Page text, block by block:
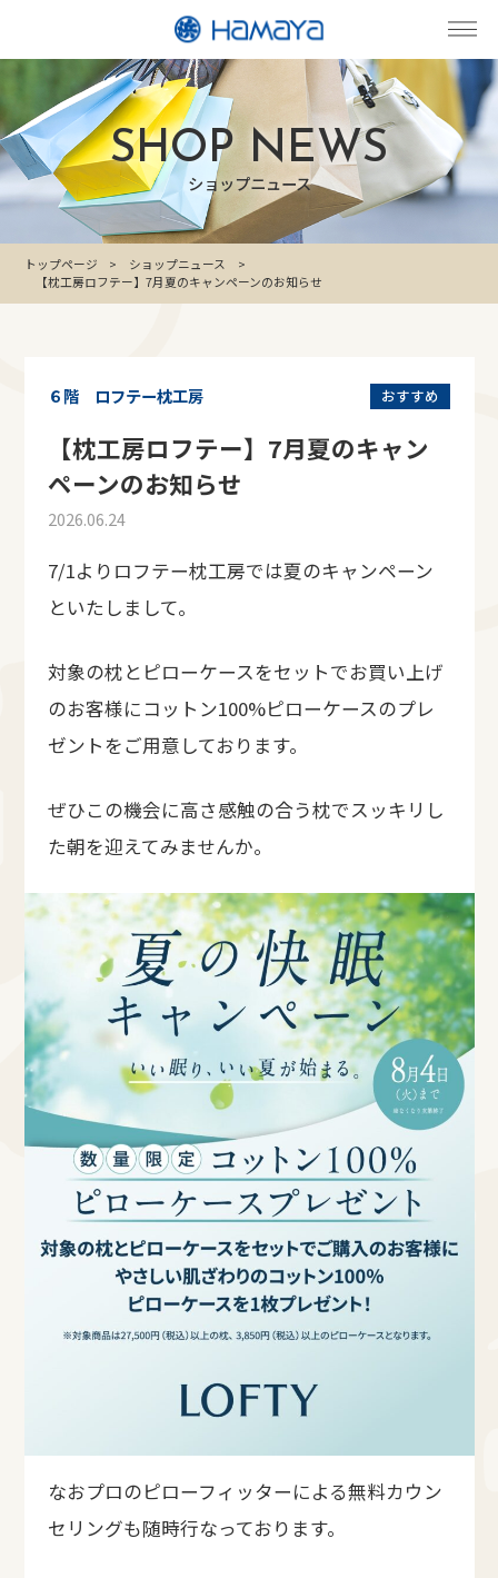
SHOP NEWS
ショップニュース
トップページ
ショップニュース
【枕工房ロフテー】7月夏のキャンペーンのお知らせ
おすすめ
６階 ロフテー枕工房
【枕工房ロフテー】7月夏のキャン
ペーンのお知らせ
2026.06.24
7/1よりロフテー枕工房では夏のキャンペーン
といたしまして。
対象の枕とピローケースをセットでお買い上げ
のお客様にコットン100%ピローケースのプレ
ゼントをご用意しております。
ぜひこの機会に高さ感触の合う枕でスッキリし
た朝を迎えてみませんか。
なおプロのピローフィッターによる無料カウン
セリングも随時行なっております。